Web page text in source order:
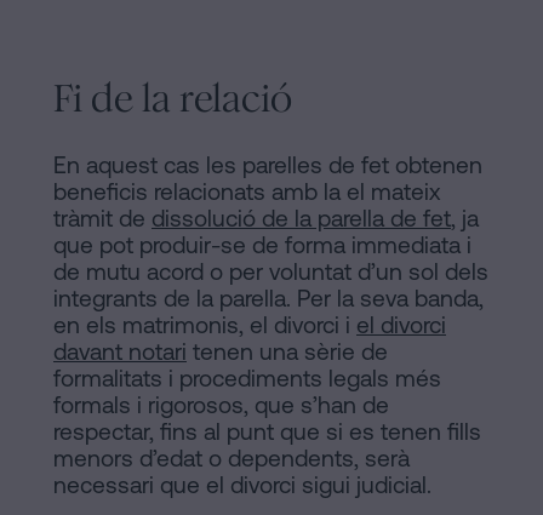
Fi de la relació
En aquest cas les parelles de fet obtenen
beneficis relacionats amb la el mateix
tràmit de dissolució de la parella de fet, ja
que pot produir-se de forma immediata i
de mutu acord o per voluntat d’un sol dels
integrants de la parella. Per la seva banda,
en els matrimonis, el divorci i el divorci
davant notari tenen una sèrie de
formalitats i procediments legals més
formals i rigorosos, que s’han de
respectar, fins al punt que si es tenen fills
menors d’edat o dependents, serà
necessari que el divorci sigui judicial.